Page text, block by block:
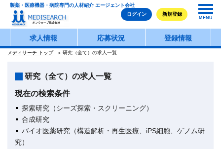
製薬・医療機器・病院専門の人材紹介 エージェント会社
ログイン
新規登録
MENU
求人情報 応募状況 登録情報
メディサーチ トップ 研究（全て）の求人一覧
研究（全て）の求人一覧
現在の検索条件
探索研究（シーズ探索・スクリーニング）
合成研究
バイオ医薬研究（構造解析・再生医療、iPS細胞、ゲノム研
究）